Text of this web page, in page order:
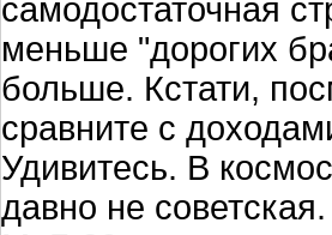
самодостаточная
меньше "дорогих
больше. Кстати,
сравните с
Удивитесь. В
давно не